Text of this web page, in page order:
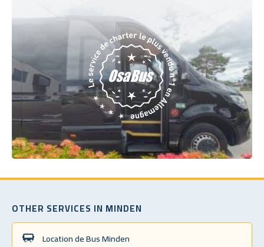
OTHER SERVICES IN MINDEN
Location de Bus Minden